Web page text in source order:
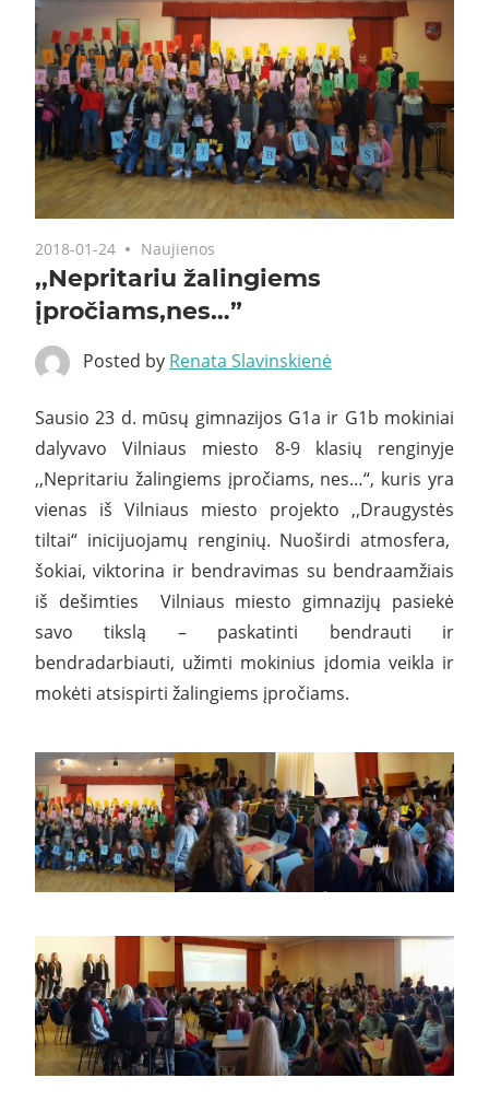
2018-01-24 Naujienos
,,Nepritariu žalingiems
įpročiams,nes…”
Posted by Renata Slavinskienė
Sausio 23 d. mūsų gimnazijos G1a ir G1b mokiniai
dalyvavo Vilniaus miesto 8-9 klasių renginyje
,,Nepritariu žalingiems įpročiams, nes…“, kuris yra
vienas iš Vilniaus miesto projekto ,,Draugystės
tiltai“ inicijuojamų renginių. Nuoširdi atmosfera,
šokiai, viktorina ir bendravimas su bendraamžiais
iš dešimties Vilniaus miesto gimnazijų pasiekė
savo tikslą – paskatinti bendrauti ir
bendradarbiauti, užimti mokinius įdomia veikla ir
mokėti atsispirti žalingiems įpročiams.